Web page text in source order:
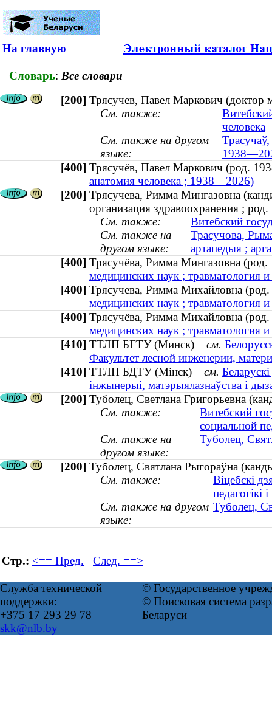
На главную
Словарь: Все словари
[200] Трясучев, Павел Маркович (доктор
См. также:
человека
См. также на другом
языке:
[400] Трясучёв, Павел Маркович (род.
анатомия человека ; 1938—2026)
[200] Трясучева, Римма Мингазовна
организация здравоохранения ;
См. также:
Витебский
См. также на
другом языке:
Трасучова,
артапедыя ;
[400] Трясучёва, Римма Мингазовна
медицинских наук ; травматология
[400] Трясучева, Римма Михайловна
медицинских наук ; травматология
[400] Трясучёва, Римма Михайловна
медицинских наук ; травматология
[410] ТТЛП БГТУ (Минск) см.
Факультет лесной инженерии,
[410] ТТЛП БДТУ (Мінск) см.
інжынерыі, матэрыялазнаўства і
[200] Туболец, Светлана Григорьевна
См. также:
Витебский
социальной
См. также на
другом языке:
Туболец,
[200] Туболец, Святлана Рыгораўна
См. также:
Віцебскі
педагогікі і
См. также на другом
языке:
Туболец,
Стр.: <== Пред. След. ==>
Служба технической
поддержки:
+375 17 293 29 78
skk@nlb.by
© Государственное
© Поисковая система
Беларуси